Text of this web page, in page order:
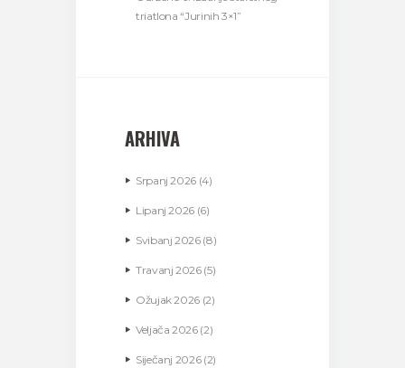
triatlona “Jurinih 3×1”
ARHIVA
Srpanj2026 (4)
Lipanj2026 (6)
Svibanj2026(8)
Travanj2026(5)
Ožujak2026 (2)
Veljača2026(2)
Siječanj 2026(2)